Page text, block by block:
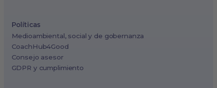
Políticas
Medioambiental, social y de gobernanza
CoachHub4Good
Consejo asesor
GDPR y cumplimiento